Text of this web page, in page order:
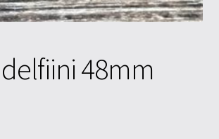
48mm